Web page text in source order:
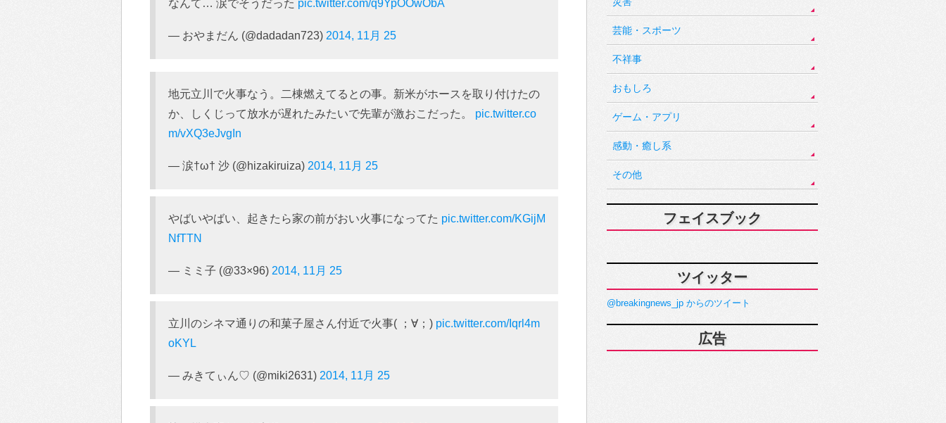
なんて… 涙でそうだった pic.twitter.com/q9YpOOwObA
— おやまだん (@dadadan723) 2014, 11月 25
地元立川で火事なう。二棟燃えてるとの事。新米がホースを取り付けたの
か、しくじって放水が遅れたみたいで先輩が激おこだった。 pic.twitter.co
m/vXQ3eJvgIn
— 涙†ω† 沙 (@hizakiruiza) 2014, 11月 25
やばいやばい、起きたら家の前がおい火事になってた pic.twitter.com/KGijM
NfTTN
— ミミ子 (@33×96) 2014, 11月 25
立川のシネマ通りの和菓子屋さん付近で火事( ；∀；) pic.twitter.com/Iqrl4m
oKYL
— みきてぃん♡ (@miki2631) 2014, 11月 25
芸能・スポーツ
不祥事
おもしろ
ゲーム・アプリ
感動・癒し系
その他
フェイスブック
ツイッター
@breakingnews_jp からのツイート
広告